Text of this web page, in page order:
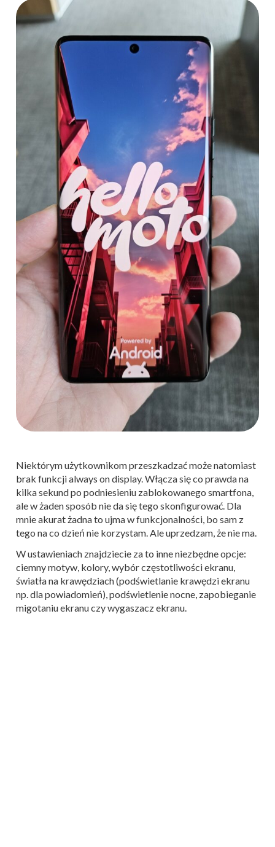
Niektórym użytkownikom przeszkadzać może natomiast
brak funkcji always on display. Włącza się co prawda na
kilka sekund po podniesieniu zablokowanego smartfona,
ale w żaden sposób nie da się tego skonfigurować. Dla
mnie akurat żadna to ujma w funkcjonalności, bo sam z
tego na co dzień nie korzystam. Ale uprzedzam, że nie ma.
W ustawieniach znajdziecie za to inne niezbędne opcje:
ciemny motyw, kolory, wybór częstotliwości ekranu,
światła na krawędziach (podświetlanie krawędzi ekranu
np. dla powiadomień), podświetlenie nocne, zapobieganie
migotaniu ekranu czy wygaszacz ekranu.